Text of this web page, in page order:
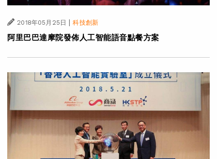
2018年05月25日 | 科技創新
阿里巴巴達摩院發佈人工智能語音點餐方案